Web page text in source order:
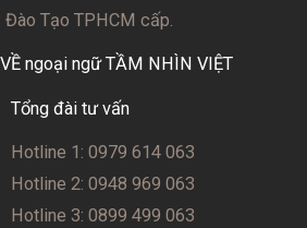
Đào Tạo TPHCM cấp.
VỀ ngoại ngữ TẦM NHÌN VIỆT
Tổng đài tư vấn
Hotline 1: 0979 614 063
Hotline 2: 0948 969 063
Hotline 3: 0899 499 063